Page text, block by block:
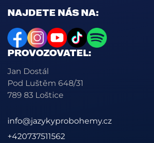
NAJDETE NÁS NA:
PROVOZOVATEL:
Jan Dostál
Pod Luštěm 648/31
789 83 Loštice
info@jazykyprobohemy.cz
+420737511562